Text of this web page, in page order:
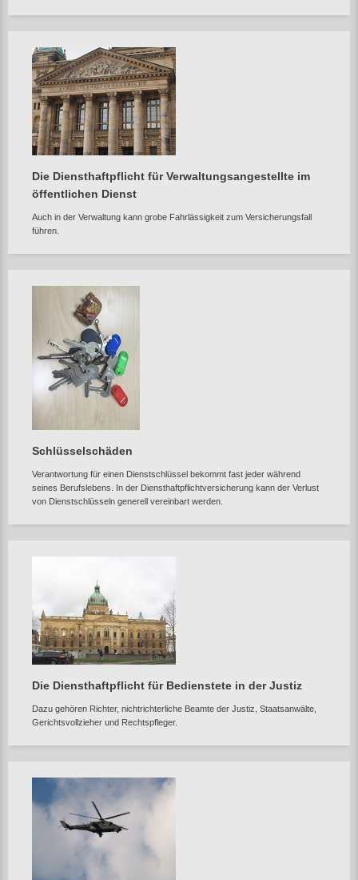
Die Diensthaftpflicht für Verwaltungsangestellte im
öffentlichen Dienst
Auch in der Verwaltung kann grobe Fahrlässigkeit zum Versicherungsfall
führen.
Schlüsselschäden
Verantwortung für einen Dienstschlüssel bekommt fast jeder während
seines Berufslebens. In der Diensthaftpflichtversicherung kann der Verlust
von Dienstschlüsseln generell vereinbart werden.
Die Diensthaftpflicht für Bedienstete in der Justiz
Dazu gehören Richter, nichtrichterliche Beamte der Justiz, Staatsanwälte,
Gerichtsvollzieher und Rechtspfleger.